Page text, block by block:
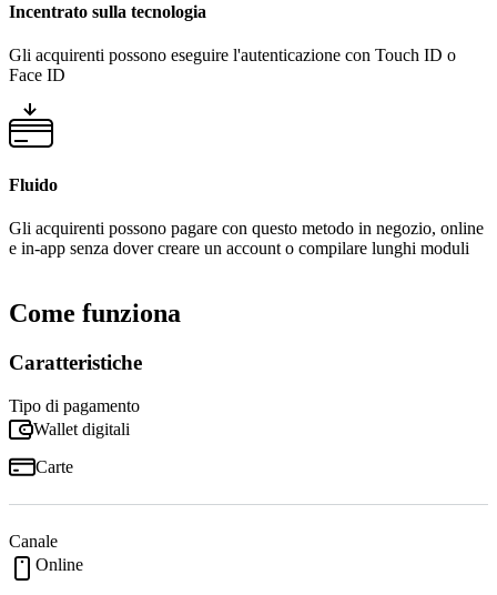
Incentrato sulla tecnologia
Gli acquirenti possono eseguire l'autenticazione con Touch ID o
Face ID
Fluido
Gli acquirenti possono pagare con questo metodo in negozio, online
e in-app senza dover creare un account o compilare lunghi moduli
Come funziona
Caratteristiche
Tipo di pagamento
Wallet digitali
Carte
Canale
Online